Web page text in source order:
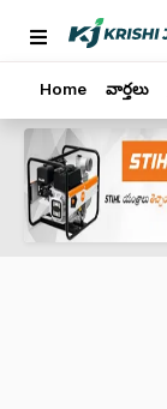
Home వార్తలు